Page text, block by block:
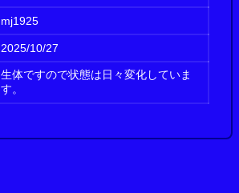
mj1925
2025/10/27
生体ですので状態は日々変化していま
す。